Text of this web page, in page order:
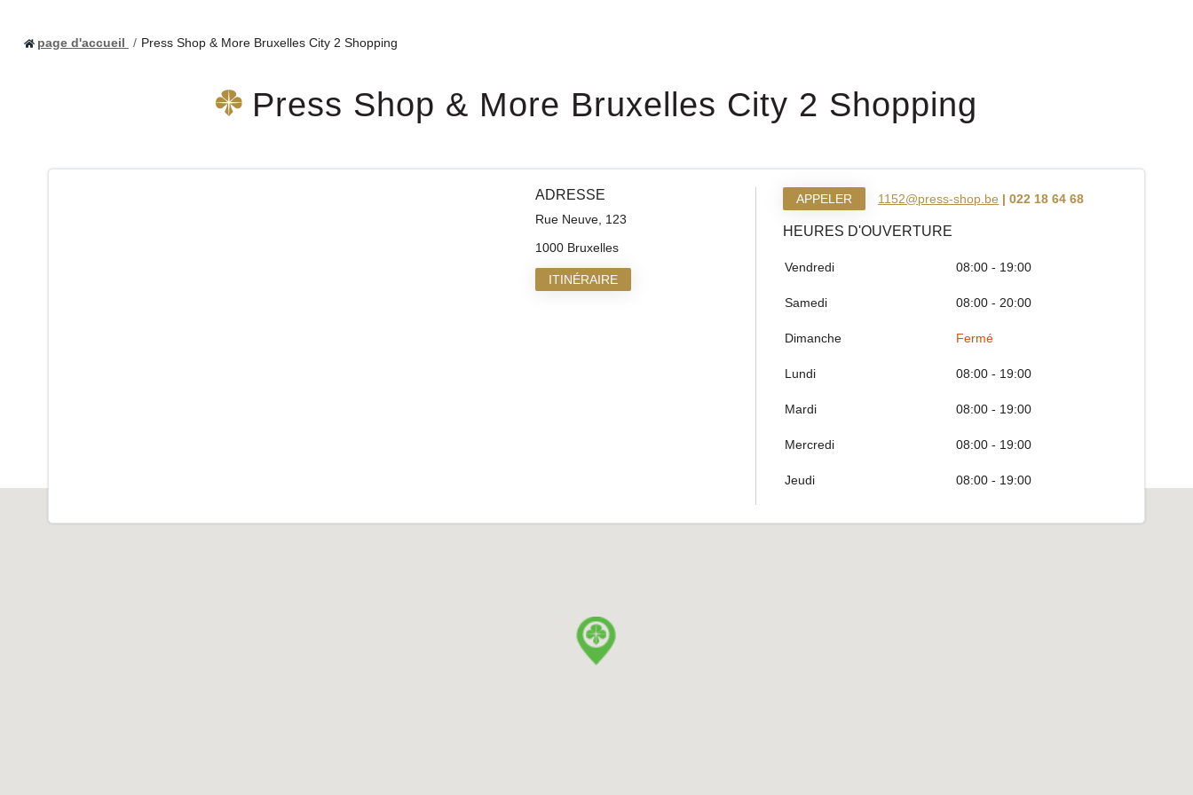
page d'accueil Press Shop & More Bruxelles City 2 Shopping
Press Shop & More Bruxelles City 2 Shopping
ADRESSE
Rue Neuve, 123
1000 Bruxelles
ITINÉRAIRE
APPELER 1152@press-shop.be | 022 18 64 68
HEURES D'OUVERTURE
Vendredi 08:00 - 19:00
Samedi 08:00 - 20:00
Dimanche Fermé
Lundi 08:00 - 19:00
Mardi 08:00 - 19:00
Mercredi 08:00 - 19:00
Jeudi 08:00 - 19:00